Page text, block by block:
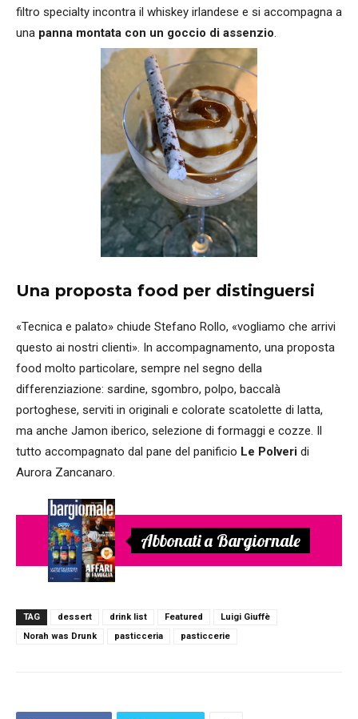
filtro specialty incontra il whiskey irlandese e si accompagna a
una panna montata con un goccio di assenzio.
Una proposta food per distinguersi
«Tecnica e palato» chiude Stefano Rollo, «vogliamo che arrivi
questo ai nostri clienti». In accompagnamento, una proposta
food molto particolare, sempre nel segno della
differenziazione: sardine, sgombro, polpo, baccalà
portoghese, serviti in originali e colorate scatolette di latta,
ma anche Jamon iberico, selezione di formaggi e cozze. Il
tutto accompagnato dal pane del panificio Le Polveri di
Aurora Zancanaro.
Abbonati a Bargiornale
TAG dessert drink list Featured
Luigi Giuffè
Norah was Drunk
pasticceria pasticcerie